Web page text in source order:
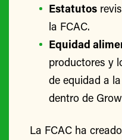
Estatutos
la FCAC.
Equidad
productores y
de equidad a
dentro de
La FCAC ha